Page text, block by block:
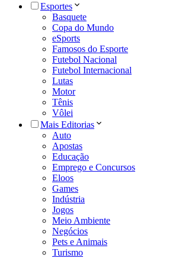
Esportes
Basquete
Copa do Mundo
eSports
Famosos do Esporte
Futebol Nacional
Futebol Internacional
Lutas
Motor
Tênis
Vôlei
Mais Editorias
Auto
Apostas
Educação
Emprego e Concursos
Eloos
Games
Indústria
Jogos
Meio Ambiente
Negócios
Pets e Animais
Turismo